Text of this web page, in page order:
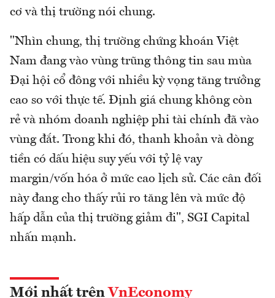
cơ và thị trường nói chung.
"Nhìn chung, thị trường chứng khoán Việt
Nam đang vào vùng trũng thông tin sau mùa
Đại hội cổ đông với nhiều kỳ vọng tăng trưởng
cao so với thực tế. Định giá chung không còn
rẻ và nhóm doanh nghiệp phi tài chính đã vào
vùng đắt. Trong khi đó, thanh khoản và dòng
tiền có dấu hiệu suy yếu với tỷ lệ vay
margin/vốn hóa ở mức cao lịch sử. Các cân đối
này đang cho thấy rủi ro tăng lên và mức độ
hấp dẫn của thị trường giảm đi", SGI Capital
nhấn mạnh.
Mới nhất trên VnEconomy